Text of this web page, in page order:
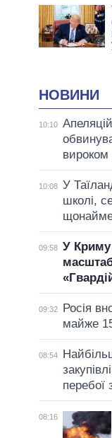
НОВИНИ
10:10
вироком
10:08 У
школі,
09:58 У Криму
09:32
Росія
майже
08:54
перебої
08:16